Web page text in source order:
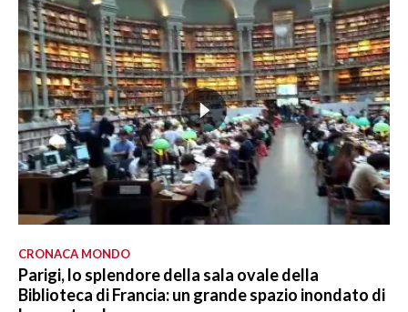
CRONACA MONDO
Parigi, lo splendore della sala ovale della
Biblioteca di Francia: un grande spazio inondato di